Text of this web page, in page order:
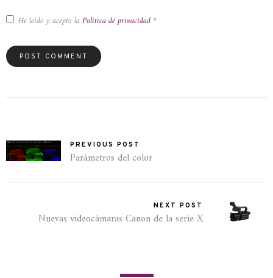
He leído y acepto la Política de privacidad *
PREVIOUS POST
Parámetros del color
NEXT POST
Nuevas videocámaras Canon de la serie X